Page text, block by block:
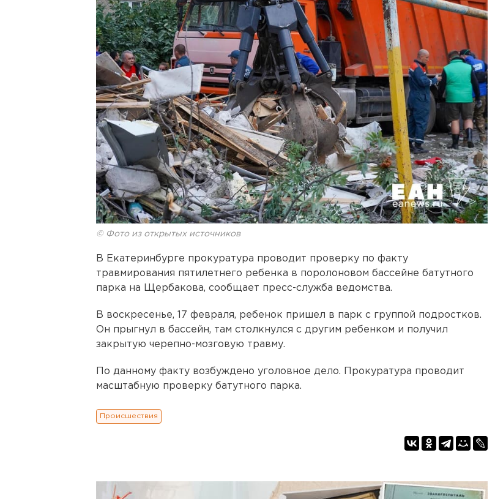
© Фото из открытых источников
В Екатеринбурге прокуратура проводит проверку по факту
травмирования пятилетнего ребенка в поролоновом бассейне батутного
парка на Щербакова, сообщает пресс-служба ведомства.
В воскресенье, 17 февраля, ребенок пришел в парк с группой подростков.
Он прыгнул в бассейн, там столкнулся с другим ребенком и получил
закрытую черепно-мозговую травму.
По данному факту возбуждено уголовное дело. Прокуратура проводит
масштабную проверку батутного парка.
Происшествия